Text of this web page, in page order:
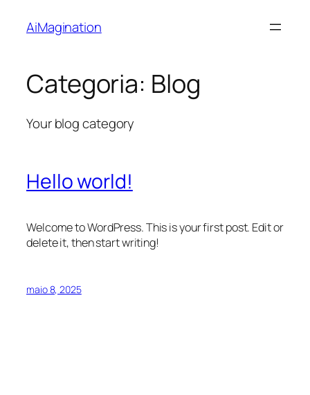
paraAiMagination
Categoria: Blog
Your blog category
Hello world!
Welcome to WordPress. This is your first post. Edit or
delete it, then start writing!
maio 8, 2025